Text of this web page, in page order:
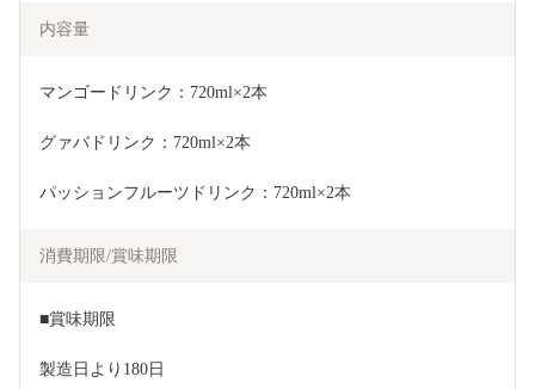
内容量
マンゴードリンク：720ml×2本
グァバドリンク：720ml×2本
パッションフルーツドリンク：720ml×2本
消費期限/賞味期限
■賞味期限
製造日より180日